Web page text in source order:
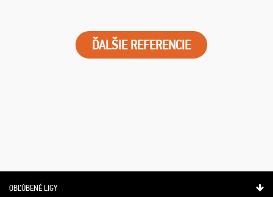
ĎALŠIE REFERENCIE
OBĽÚBENÉ LIGY